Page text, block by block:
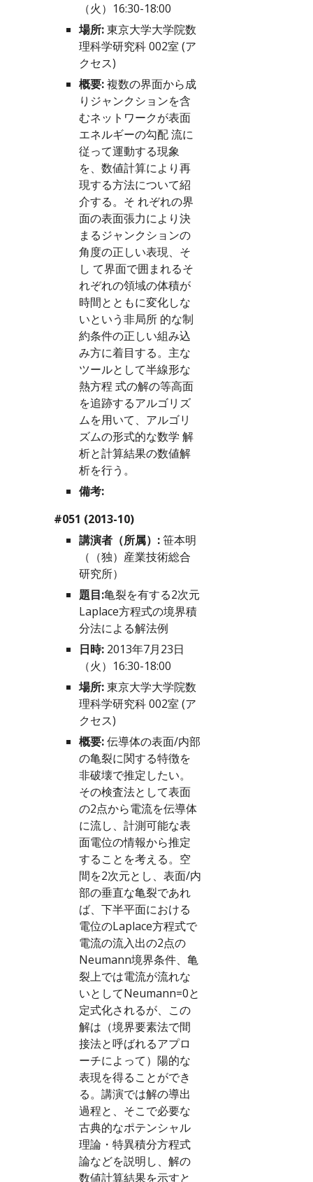
（火）16:30-18:00
場所: 東京大学大学院数
理科学研究科 002室 (ア
クセス)
概要: 複数の界面から成
りジャンクションを含
むネットワークが表面
エネルギーの勾配 流に
従って運動する現象
を、数値計算により再
現する方法について紹
介する。そ れぞれの界
面の表面張力により決
まるジャンクションの
角度の正しい表現、そ
し て界面で囲まれるそ
れぞれの領域の体積が
時間とともに変化しな
いという非局所 的な制
約条件の正しい組み込
み方に着目する。主な
ツールとして半線形な
熱方程 式の解の等高面
を追跡するアルゴリズ
ムを用いて、アルゴリ
ズムの形式的な数学 解
析と計算結果の数値解
析を行う。
備考:
#051 (2013-10)
講演者（所属）: 笹本明
（（独）産業技術総合
研究所）
題目:亀裂を有する2次元
Laplace方程式の境界積
分法による解法例
日時: 2013年7月23日
（火）16:30-18:00
場所: 東京大学大学院数
理科学研究科 002室 (ア
クセス)
概要: 伝導体の表面/内部
の亀裂に関する特徴を
非破壊で推定したい。
その検査法として表面
の2点から電流を伝導体
に流し、計測可能な表
面電位の情報から推定
することを考える。空
間を2次元とし、表面/内
部の垂直な亀裂であれ
ば、下半平面における
電位のLaplace方程式で
電流の流入出の2点の
Neumann境界条件、亀
裂上では電流が流れな
いとしてNeumann=0と
定式化されるが、この
解は（境界要素法で間
接法と呼ばれるアプロ
ーチによって）陽的な
表現を得ることができ
る。講演では解の導出
過程と、そこで必要な
古典的なポテンシャル
理論・特異積分方程式
論などを説明し、解の
数値計算結果を示すと